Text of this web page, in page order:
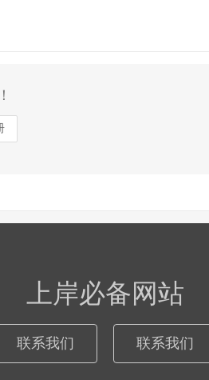
上岸必备网站
联系我们 联系我们